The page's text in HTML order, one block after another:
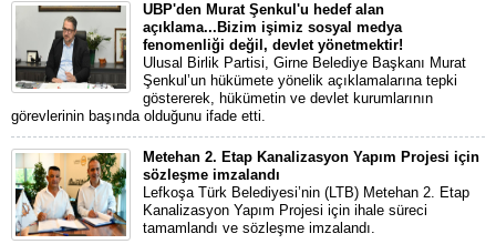
UBP'den Murat Şenkul'u hedef alan
açıklama...Bizim işimiz sosyal medya
fenomenliği değil, devlet yönetmektir!
Ulusal Birlik Partisi, Girne Belediye Başkanı Murat
Şenkul’un hükümete yönelik açıklamalarına tepki
göstererek, hükümetin ve devlet kurumlarının
görevlerinin başında olduğunu ifade etti.
Metehan 2. Etap Kanalizasyon Yapım Projesi için
sözleşme imzalandı
Lefkoşa Türk Belediyesi’nin (LTB) Metehan 2. Etap
Kanalizasyon Yapım Projesi için ihale süreci
tamamlandı ve sözleşme imzalandı.